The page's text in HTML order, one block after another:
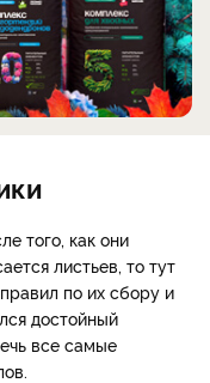
того, как они
листьев, то тут
по их сбору и
достойный
все самые